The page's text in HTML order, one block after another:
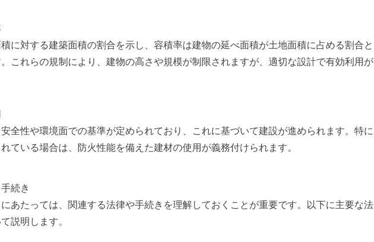
に対する建築面積の割合を示し、容積率は建物の延べ面積が土地面積に占める割合と
これらの規制により、建物の高さや規模が制限されますが、適切な設計で有効利用が
全性や環境面での基準が定められており、これに基づいて建設が進められます。特に
ている場合は、防火性能を備えた建材の使用が義務付けられます。
続き
あたっては、関連する法律や手続きを理解しておくことが重要です。以下に主要な法
説明します。